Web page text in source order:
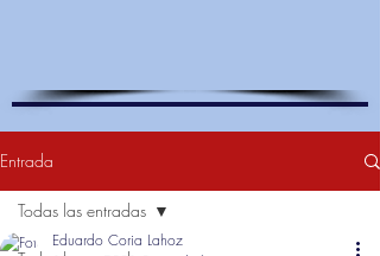
Entrada
Todas las entradas
Eduardo Coria Lahoz